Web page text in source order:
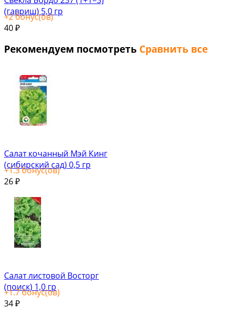
(гавриш) 5,0 гр
+2бонус(ов)
40 ₽
Рекомендуем посмотреть Сравнить все
Салат кочанный Мэй Кинг
(сибирский сад) 0,5 гр
+1.3бонус(ов)
26 ₽
Салат листовой Восторг
(поиск) 1,0 гр
+1.7бонус(ов)
34 ₽